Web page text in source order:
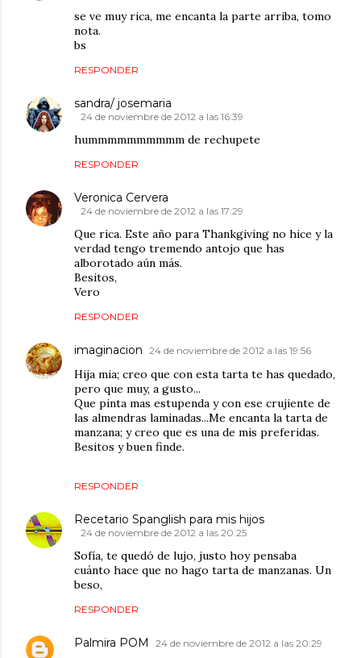
se ve muy rica, me encanta la parte arriba, tomo
nota.
bs
RESPONDER
sandra/ josemaria
24 de noviembre de 2012 a las 16:39
hummmmmmmmmm de rechupete
RESPONDER
Veronica Cervera
24 de noviembre de 2012 a las 17:29
Que rica. Este año para Thankgiving no hice y la
verdad tengo tremendo antojo que has
alborotado aún más.
Besitos,
Vero
RESPONDER
imaginacion 24 de noviembre de 2012 a las 19:56
Hija mia; creo que con esta tarta te has quedado,
pero que muy, a gusto...
Que pinta mas estupenda y con ese crujiente de
las almendras laminadas...Me encanta la tarta de
manzana; y creo que es una de mis preferidas.
Besitos y buen finde.
RESPONDER
Recetario Spanglish para mis hijos
24 de noviembre de 2012 a las 20:25
Sofía, te quedó de lujo, justo hoy pensaba
cuánto hace que no hago tarta de manzanas. Un
beso,
RESPONDER
Palmira POM 24 de noviembre de 2012 a las 20:29